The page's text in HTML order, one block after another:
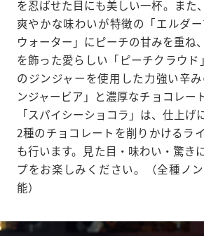
を忍ばせた目にも美しい一杯。また
爽やかな味わいが特徴の「エルダ
ウォーター」にピーチの甘みを重ね
を飾った愛らしい「ピーチクラウ
のジンジャーを使用した力強い辛
ンジャービア」と濃厚なチョコレー
「スパイシーショコラ」は、仕上げ
2種のチョコレートを削りかけるラ
も行います。見た目・味わい・驚き
プをお楽しみください。（全種ノ
能）